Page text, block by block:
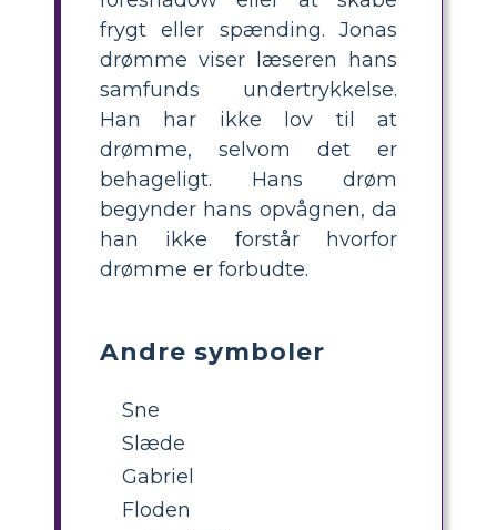
frygt eller spænding. Jonas
drømme viser læseren hans
samfunds undertrykkelse.
Han har ikke lov til at
drømme, selvom det er
behageligt. Hans drøm
begynder hans opvågnen, da
han ikke forstår hvorfor
drømme er forbudte.
Andre symboler
Sne
Slæde
Gabriel
Floden